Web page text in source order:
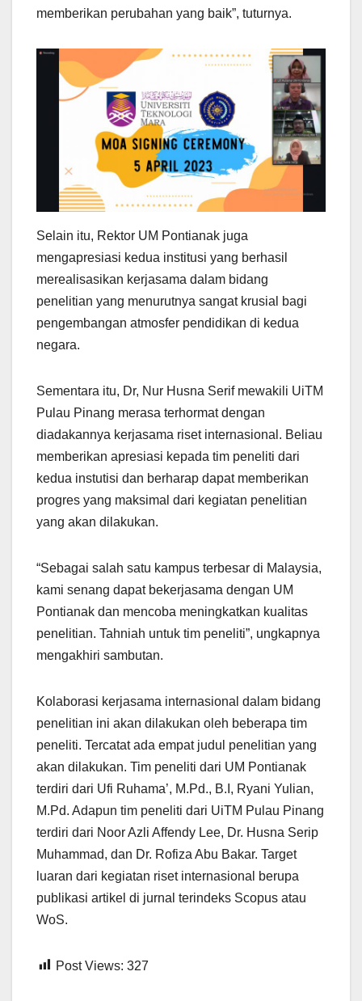
memberikan perubahan yang baik”, tuturnya.
Selain itu, Rektor UM Pontianak juga
mengapresiasi kedua institusi yang berhasil
merealisasikan kerjasama dalam bidang
penelitian yang menurutnya sangat krusial bagi
pengembangan atmosfer pendidikan di kedua
negara.
Sementara itu, Dr, Nur Husna Serif mewakili UiTM
Pulau Pinang merasa terhormat dengan
diadakannya kerjasama riset internasional. Beliau
memberikan apresiasi kepada tim peneliti dari
kedua instutisi dan berharap dapat memberikan
progres yang maksimal dari kegiatan penelitian
yang akan dilakukan.
“Sebagai salah satu kampus terbesar di Malaysia,
kami senang dapat bekerjasama dengan UM
Pontianak dan mencoba meningkatkan kualitas
penelitian. Tahniah untuk tim peneliti”, ungkapnya
mengakhiri sambutan.
Kolaborasi kerjasama internasional dalam bidang
penelitian ini akan dilakukan oleh beberapa tim
peneliti. Tercatat ada empat judul penelitian yang
akan dilakukan. Tim peneliti dari UM Pontianak
terdiri dari Ufi Ruhama’, M.Pd., B.I, Ryani Yulian,
M.Pd. Adapun tim peneliti dari UiTM Pulau Pinang
terdiri dari Noor Azli Affendy Lee, Dr. Husna Serip
Muhammad, dan Dr. Rofiza Abu Bakar. Target
luaran dari kegiatan riset internasional berupa
publikasi artikel di jurnal terindeks Scopus atau
WoS.
Post Views: 327